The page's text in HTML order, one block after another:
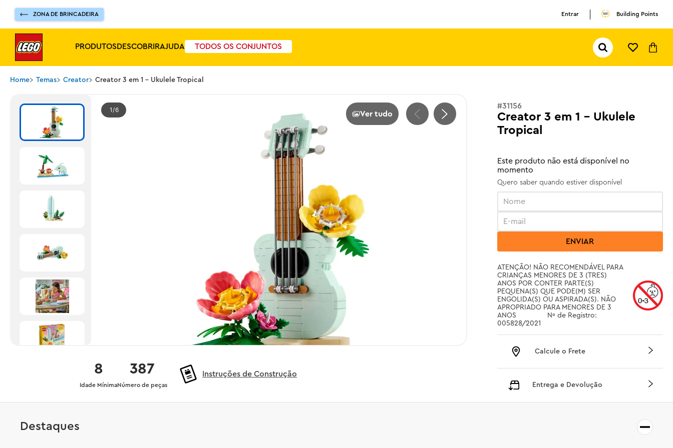
ZONA DE BRINCADEIRA Entrar Building Points
PRODUTOSDESCOBRIRAJUDA TODOS OS CONJUNTOS
Pesquisar...
Home Temas Creator Creator 3 em 1 - Ukulele Tropical
1 6 Ver tudo
387
Número de peças
8
Idade Mínima
Instruções de Construção
#31156
Creator 3 em 1 - Ukulele
Tropical
Este produto não está disponível no
momento
Quero saber quando estiver disponível
ENVIAR
ATENÇÃO! NÃO RECOMENDÁVEL PARA
CRIANÇAS MENORES DE 3 (TRES)
ANOS POR CONTER PARTE(S)
PEQUENA(S) QUE PODE(M) SER
ENGOLIDA(S) OU ASPIRADA(S). NÃO
APROPRIADO PARA MENORES DE 3
ANOS		 Nº de Registro:
005828/2021
Calcule o Frete
Entrega e Devolução
Destaques
pokemon
ferrari